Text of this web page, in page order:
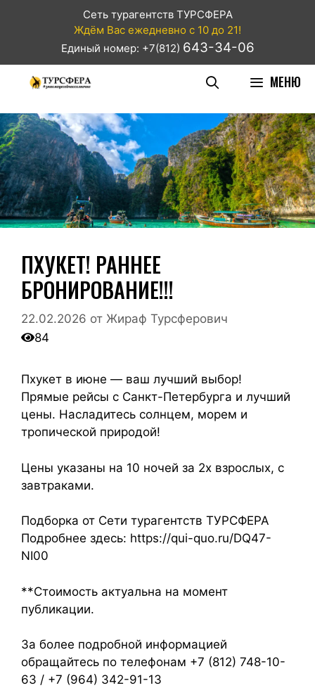
Сеть турагентств ТУРСФЕРА
Ждём Вас ежедневно с 10 до 21!
Единый номер: +7(812) 643-34-06
МЕНЮ
ПХУКЕТ! РАННЕЕ
БРОНИРОВАНИЕ!!!
22.02.2026 от Жираф Турсферович
84
Пхукет в июне — ваш лучший выбор!
Прямые рейсы с Санкт-Петербурга и лучший
цены. Насладитесь солнцем, морем и
тропической природой!
Цены указаны на 10 ночей за 2х взрослых, с
завтраками.
Подборка от Сети турагентств ТУРСФЕРА
Подробнее здесь: https://qui-quo.ru/DQ47-
NI00
**Стоимость актуальна на момент
публикации.
За более подробной информацией
обращайтесь по телефонам +7 (812) 748-10-
63 / +7 (964) 342-91-13